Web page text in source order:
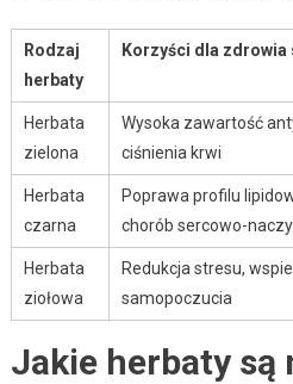
Rodzaj
herbaty
Korzyści dla zdrowia
Herbata
zielona
Wysoka zawartość
ciśnienia krwi
Herbata
czarna
Poprawa profilu
chorób sercowo-
Herbata
ziołowa
Redukcja stresu,
samopoczucia
Jakie herbaty są